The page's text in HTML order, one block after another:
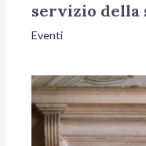
servizio della
Eventi